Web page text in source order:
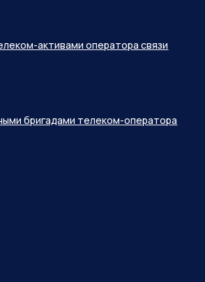
активами оператора связи
бригадами телеком-оператора